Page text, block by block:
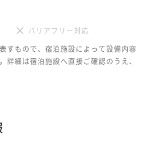
バリアフリー対応
すもので、宿泊施設によって設備内容
詳細は宿泊施設へ直接ご確認のうえ、